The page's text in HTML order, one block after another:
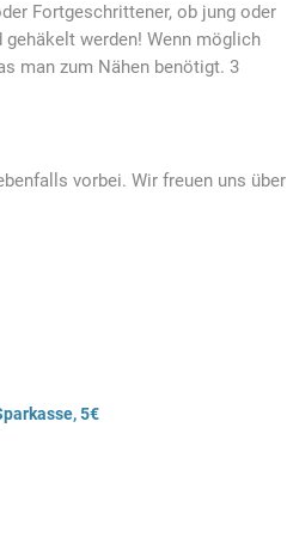
Fortgeschrittener, ob jung oder
werden! Wenn möglich
man zum Nähen benötigt. 3
vorbei. Wir freuen uns über
5€